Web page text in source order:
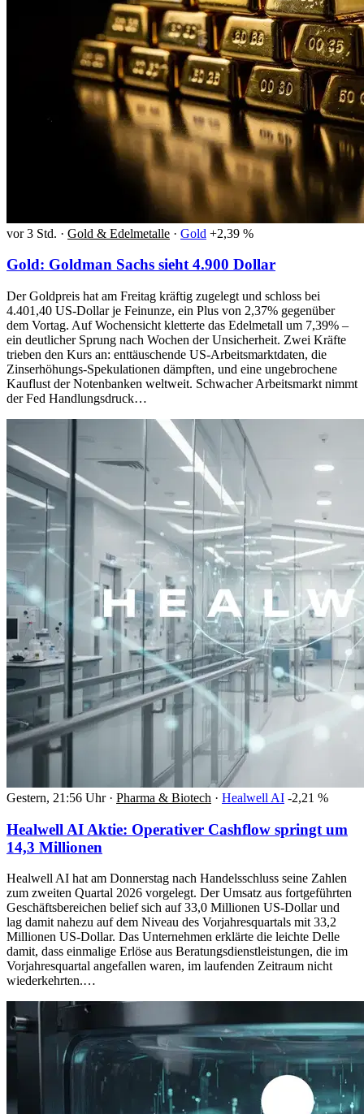
vor 3 Std. · Gold & Edelmetalle · Gold +2,39 %
Gold: Goldman Sachs sieht 4.900 Dollar
Der Goldpreis hat am Freitag kräftig zugelegt und schloss bei
4.401,40 US-Dollar je Feinunze, ein Plus von 2,37% gegenüber
dem Vortag. Auf Wochensicht kletterte das Edelmetall um 7,39% –
ein deutlicher Sprung nach Wochen der Unsicherheit. Zwei Kräfte
trieben den Kurs an: enttäuschende US-Arbeitsmarktdaten, die
Zinserhöhungs-Spekulationen dämpften, und eine ungebrochene
Kauflust der Notenbanken weltweit. Schwacher Arbeitsmarkt nimmt
der Fed Handlungsdruck…
Gestern, 21:56 Uhr · Pharma & Biotech · Healwell AI -2,21 %
Healwell AI Aktie: Operativer Cashflow springt um
14,3 Millionen
Healwell AI hat am Donnerstag nach Handelsschluss seine Zahlen
zum zweiten Quartal 2026 vorgelegt. Der Umsatz aus fortgeführten
Geschäftsbereichen belief sich auf 33,0 Millionen US-Dollar und
lag damit nahezu auf dem Niveau des Vorjahresquartals mit 33,2
Millionen US-Dollar. Das Unternehmen erklärte die leichte Delle
damit, dass einmalige Erlöse aus Beratungsdienstleistungen, die im
Vorjahresquartal angefallen waren, im laufenden Zeitraum nicht
wiederkehrten.…